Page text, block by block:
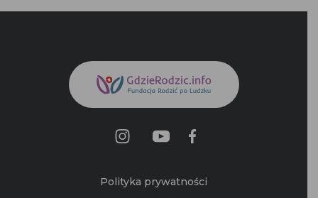
Polityka prywatności